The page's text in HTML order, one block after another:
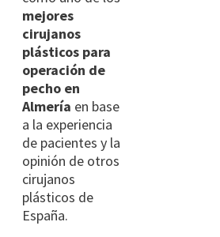
mejores
cirujanos
plásticos para
operación de
pecho en
Almería en base
a la experiencia
de pacientes y la
opinión de otros
cirujanos
plásticos de
España.